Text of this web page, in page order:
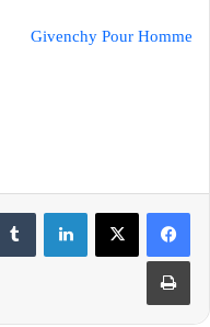
Givenchy Pour Homme
لینکدین
چاپ